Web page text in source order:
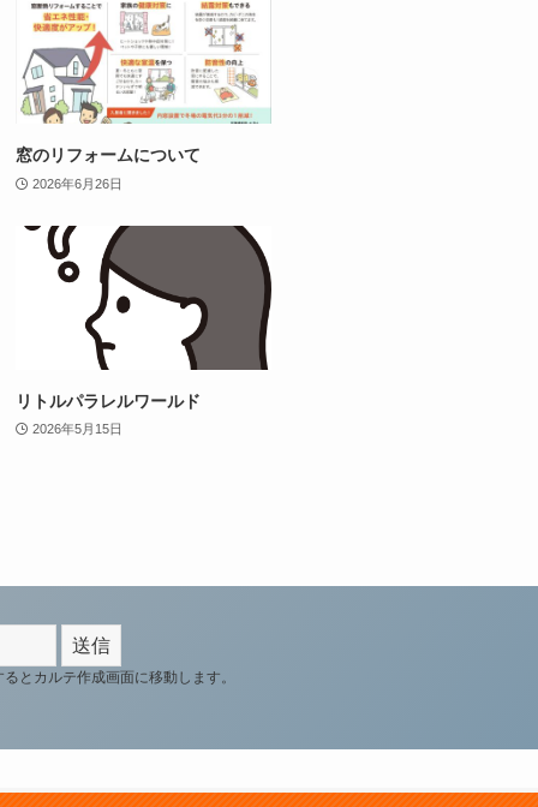
窓のリフォームについて
2026年6月26日
リトルパラレルワールド
2026年5月15日
とカルテ作成画面に移動します。